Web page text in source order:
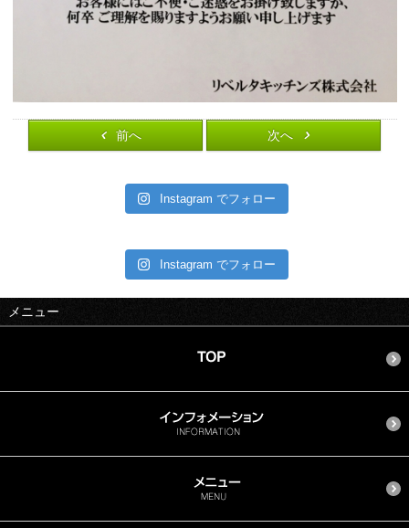
前へ 次へ
Instagram でフォロー
Instagram でフォロー
メニュー